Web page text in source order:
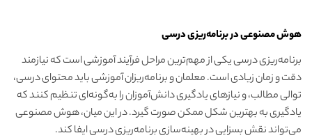
هوش مصنوعی در برنامه‌ریزی درسی
برنامه‌ریزی درسی یکی از مهم‌ترین مراحل فرآیند آموزشی است که نیازمند
دقت و زمان زیادی است. معلمان و برنامه‌ریزان آموزشی باید محتوای درسی،
توالی مطالب، و نیازهای یادگیری دانش‌آموزان را به‌گونه‌ای تنظیم کنند که
یادگیری به بهترین شکل ممکن صورت گیرد. در این میان، هوش مصنوعی
می‌تواند نقش بسزایی در بهینه‌سازی برنامه‌ریزی درسی ایفا کند.